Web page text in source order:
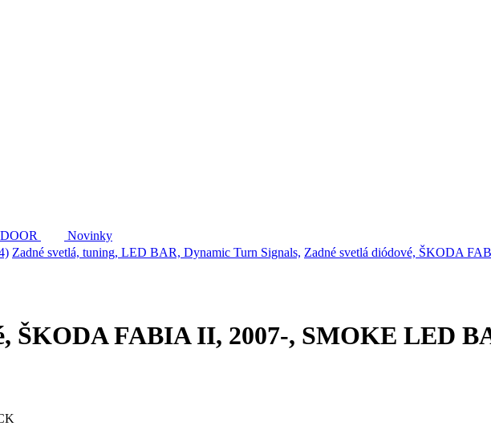
Novinky
Zadné svetlá, tuning, LED BAR, Dynamic Turn Signals, Zadné svetlá diódové, ŠKODA
ŠKODA FABIA II, 2007-, SMOKE LED